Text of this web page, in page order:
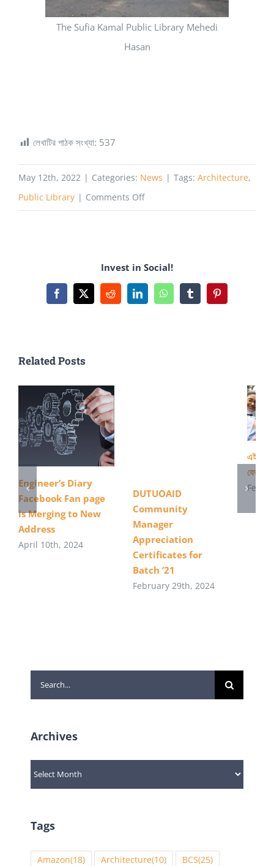
The Sufia Kamal Public Library Mehedi
Hasan
লেখাটির পাঠক সংখ্যা: 537
May 12th, 2022 | Categories: News | Tags: Architecture,
Public Library | Comments Offon
ডিজাইনের
Invest in Social!
Facebook
X RedditLinkedInWhatsAppTumblrPinterest
Related Posts
Engineer’s Diary
Facebook Fan page
is Merging to New
Address
April 10th, 2024
DUTUOAID
Community
Manager
Appreciation
Certificates for
Batch ’21
February 29th, 2024
এইস এস
যেভাবে
Search
for:
Archives
Archives
Tags
Amazon(18) Architecture(10) BCS(25)